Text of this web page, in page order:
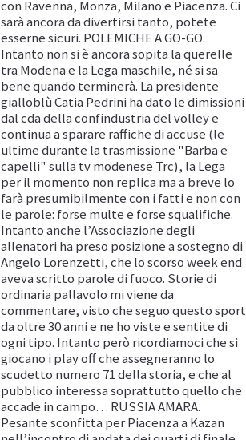
con Ravenna, Monza, Milano e Piacenza. Ci
sarà ancora da divertirsi tanto, potete
esserne sicuri. POLEMICHE A GO-GO.
Intanto non si è ancora sopita la querelle
tra Modena e la Lega maschile, né si sa
bene quando terminerà. La presidente
gialloblù Catia Pedrini ha dato le dimissioni
dal cda della confindustria del volley e
continua a sparare raffiche di accuse (le
ultime durante la trasmissione "Barba e
capelli" sulla tv modenese Trc), la Lega
per il momento non replica ma a breve lo
farà presumibilmente con i fatti e non con
le parole: forse multe e forse squalifiche.
Intanto anche l’Associazione degli
allenatori ha preso posizione a sostegno di
Angelo Lorenzetti, che lo scorso week end
aveva scritto parole di fuoco. Storie di
ordinaria pallavolo mi viene da
commentare, visto che seguo questo sport
da oltre 30 anni e ne ho viste e sentite di
ogni tipo. Intanto però ricordiamoci che si
giocano i play off che assegneranno lo
scudetto numero 71 della storia, e che al
pubblico interessa soprattutto quello che
accade in campo… RUSSIA AMARA.
Pesante sconfitta per Piacenza a Kazan